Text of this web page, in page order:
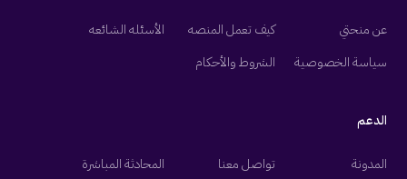
عن منحتي كيف تعمل المنصه
الأسئله الشائعه
سياسة الخصوصية
الشروط والأحكام
الدعم
المدونة تواصل معنا المحادثة المباشرة